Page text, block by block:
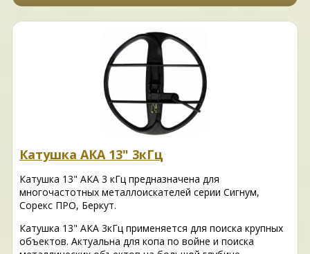
Катушка АКА 13" 3кГц
Катушка 13" АКА 3 кГц предназначена для
многочастотных металлоискателей серии Сигнум,
Сорекс ПРО, Беркут.
Катушка 13" АКА 3кГц применяется для поиска крупных
объектов. Актуальна для копа по войне и поиска